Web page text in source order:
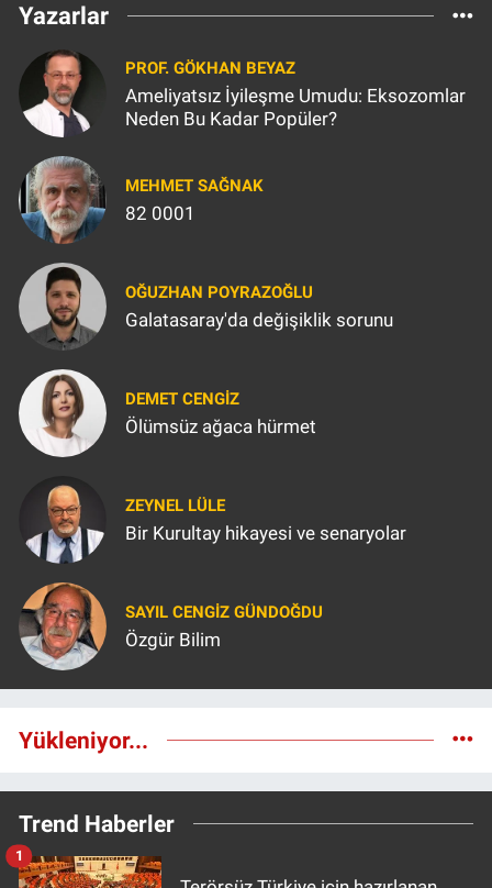
Yazarlar
PROF. GÖKHAN BEYAZ
Ameliyatsız İyileşme Umudu: Eksozomlar
Neden Bu Kadar Popüler?
MEHMET SAĞNAK
82 0001
OĞUZHAN POYRAZOĞLU
Galatasaray'da değişiklik sorunu
DEMET CENGIZ
Ölümsüz ağaca hürmet
ZEYNEL LÜLE
Bir Kurultay hikayesi ve senaryolar
SAYIL CENGIZ GÜNDOĞDU
Özgür Bilim
Yükleniyor...
Trend Haberler
1